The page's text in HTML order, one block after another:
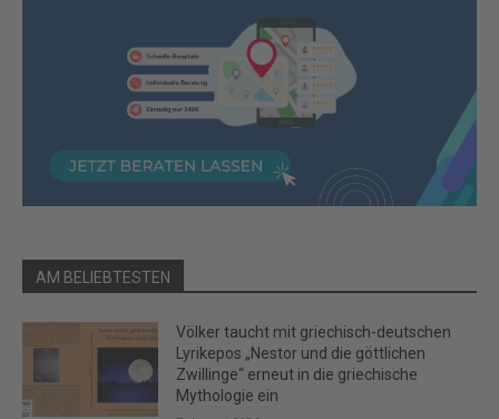
AM BELIEBTESTEN
Völker taucht mit griechisch-deutschen
Lyrikepos „Nestor und die göttlichen
Zwillinge“ erneut in die griechische
Mythologie ein